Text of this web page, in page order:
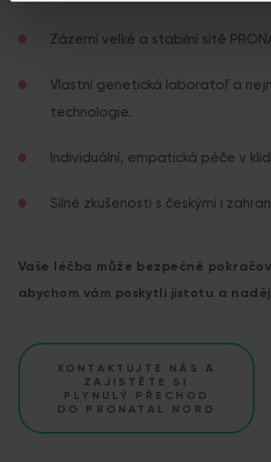
Zázemí velké a stabilní sítě
Vlastní genetická laboratoř a
technologie.
Individuální, empatická péče v
Silné zkušenosti s českými i
Vaše léčba může bezpečně
abychom vám poskytli jistotu a
KONTAKTUJTE NÁS A
ZAJISTĚTE SI
PLYNULÝ PŘECHOD
DO PRONATAL NORD